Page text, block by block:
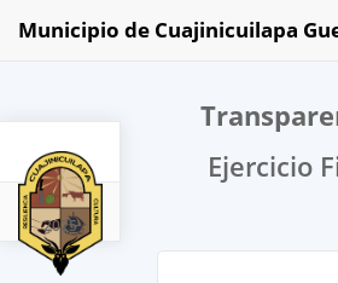
2025
Municipio de Cuajinicuilapa
Ejercicio